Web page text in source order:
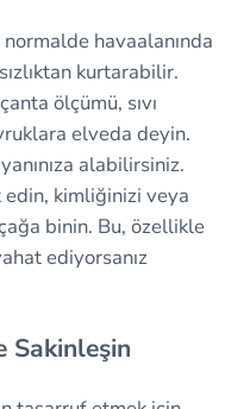
havaalanında
kurtarabilir.
ölçümü, sıvı
elveda deyin.
alabilirsiniz.
edin, kimliğinizi veya
binin. Bu, özellikle
ediyorsanız
Sakinleşin